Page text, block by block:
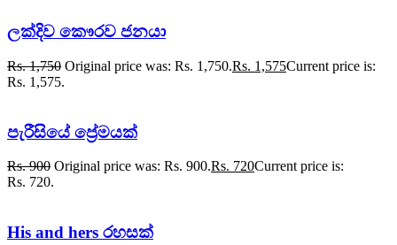
ලක්දිව කෞරව ජනයා
Rs.1,750 Original price was: Rs. 1,750.Rs. 1,575Current price is:
Rs. 1,575.
පැරීසියේ ප්‍රේමයක්
Rs.900 Original price was: Rs. 900.Rs. 720Current price is:
Rs. 720.
His and hers රහසක්